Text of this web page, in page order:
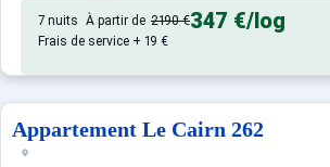
7 nuits À partir de 2190 €347 €/log
Frais de service + 19 €
Appartement Le Cairn 262